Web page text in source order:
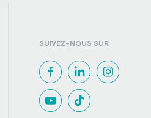
SUIVEZ-NOUS SUR